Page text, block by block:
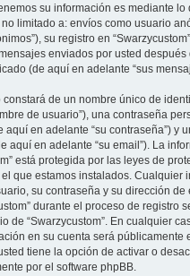
su información es mediante lo
limitado a: envíos como usuario
su registro en
enviados por usted
(de aquí en adelante “sus
de un nombre único de
de usuario”), una contraseña
en adelante “su contraseña”) y
aquí en adelante “su email”). La
está protegida por las leyes de
que estamos instalados. Cualquier
su contraseña y su dirección de
durante el proceso de registro
de “Swarzycustom”. En cualquier
en su cuenta será públicamente
tiene la opción de activar o
por el software phpBB.